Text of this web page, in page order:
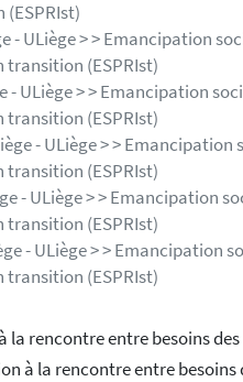
- ULiège > > Emancipation
transition (ESPRIst)
- ULiège > > Emancipation
transition (ESPRIst)
- ULiège > >
transition (ESPRIst)
- ULiège > > Emancipation
transition (ESPRIst)
- ULiège > > Emancipation
transition (ESPRIst)
la rencontre entre besoins
à la rencontre entre